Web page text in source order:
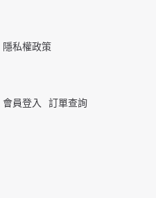
隱私權政策
會員登入
訂單查詢